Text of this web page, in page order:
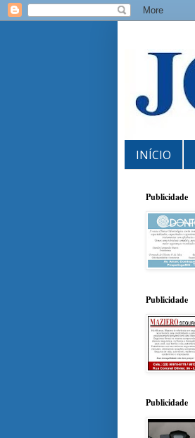
INÍCIO
Publicidade
Publicidade
Publicidade